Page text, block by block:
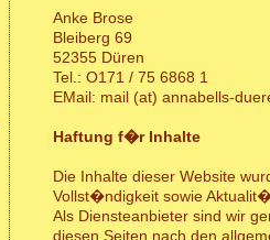
Anke Brose
Bleiberg 69
52355 Düren
Tel.: O171 / 75 6868 1
EMail: mail (at) annabells-
Haftung f�r Inhalte
Die Inhalte dieser Website
Vollst�ndigkeit sowie
Als Diensteanbieter sind wir
diesen Seiten nach den